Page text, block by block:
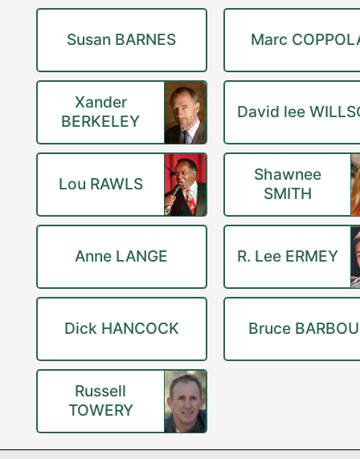
Susan BARNES Marc
Xander
BERKELEY
David lee
Lou RAWLS
Shawnee
SMITH
Anne LANGE R. Lee ERMEY
Dick HANCOCK Bruce
Russell
TOWERY